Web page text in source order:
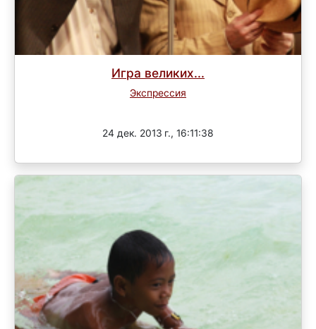
Игра великих...
Экспрессия
24 дек. 2013 г., 16:11:38